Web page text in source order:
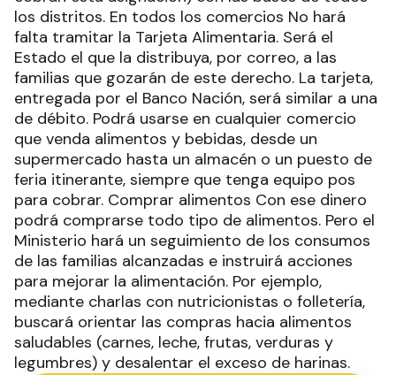
los distritos. En todos los comercios No hará
falta tramitar la Tarjeta Alimentaria. Será el
Estado el que la distribuya, por correo, a las
familias que gozarán de este derecho. La tarjeta,
entregada por el Banco Nación, será similar a una
de débito. Podrá usarse en cualquier comercio
que venda alimentos y bebidas, desde un
supermercado hasta un almacén o un puesto de
feria itinerante, siempre que tenga equipo pos
para cobrar. Comprar alimentos Con ese dinero
podrá comprarse todo tipo de alimentos. Pero el
Ministerio hará un seguimiento de los consumos
de las familias alcanzadas e instruirá acciones
para mejorar la alimentación. Por ejemplo,
mediante charlas con nutricionistas o folletería,
buscará orientar las compras hacia alimentos
saludables (carnes, leche, frutas, verduras y
legumbres) y desalentar el exceso de harinas.